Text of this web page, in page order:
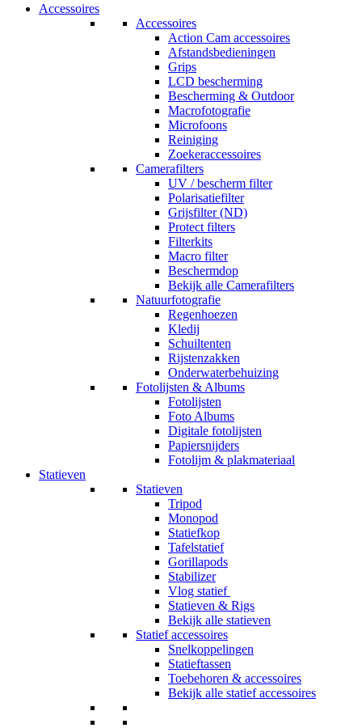
Accessoires
Accessoires
Action Cam accessoires
Afstandsbedieningen
Grips
LCD bescherming
Bescherming & Outdoor
Macrofotografie
Microfoons
Reiniging
Zoekeraccessoires
Camerafilters
UV / bescherm filter
Polarisatiefilter
Grijsfilter (ND)
Protect filters
Filterkits
Macro filter
Beschermdop
Bekijk alle Camerafilters
Natuurfotografie
Regenhoezen
Kledij
Schuiltenten
Rijstenzakken
Onderwaterbehuizing
Fotolijsten & Albums
Fotolijsten
Foto Albums
Digitale fotolijsten
Papiersnijders
Fotolijm & plakmateriaal
Statieven
Statieven
Tripod
Monopod
Statiefkop
Tafelstatief
Gorillapods
Stabilizer
Vlog statief
Statieven & Rigs
Bekijk alle statieven
Statief accessoires
Snelkoppelingen
Statieftassen
Toebehoren & accessoires
Bekijk alle statief accessoires